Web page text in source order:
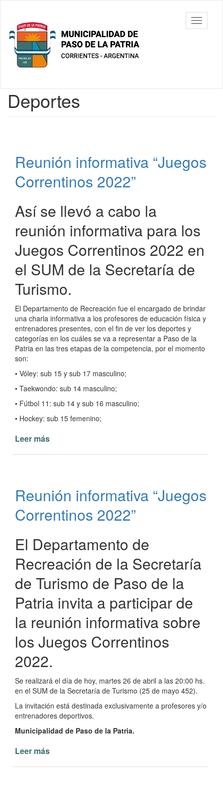
contenido
principal
Municipalidad
de Paso De
La Patria
barra
Contenido
Deportes
Reunión informativa “Juegos
Correntinos 2022”
Así se llevó a cabo la
reunión informativa para los
Juegos Correntinos 2022 en
el SUM de la Secretaría de
Turismo.
El Departamento de Recreación fue el encargado de brindar
una charla informativa a los profesores de educación física y
entrenadores presentes, con el fin de ver los deportes y
categorías en los cuáles se va a representar a Paso de la
Patria en las tres etapas de la competencia, por el momento
son:
• Vóley: sub 15 y sub 17 masculino;
• Taekwondo: sub 14 masculino;
• Fútbol 11: sub 14 y sub 16 masculino;
• Hockey: sub 15 femenino;
Leer más
2022”
Reunión informativa “Juegos
Correntinos 2022”
El Departamento de
Recreación de la Secretaría
de Turismo de Paso de la
Patria invita a participar de
la reunión informativa sobre
los Juegos Correntinos
2022.
Se realizará el día de hoy, martes 26 de abril a las 20:00 hs.
en el SUM de la Secretaría de Turismo (25 de mayo 452).
La invitación está destinada exclusivamente a profesores y/o
entrenadores deportivos.
Municipalidad de Paso de la Patria.
Leer más